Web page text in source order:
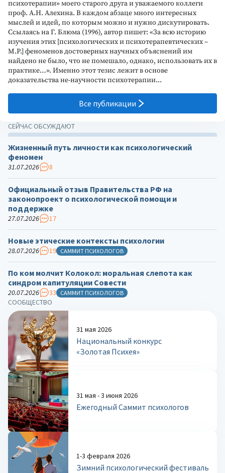
психотерапии» моего старого друга и уважаемого коллеги
проф. А.Н. Алехина. В каждом абзаце много интересных
мыслей и идей, по которым можно и нужно дискутировать.
Ссылаясь на Г. Блюма (1996), автор пишет: «За всю историю
изучения этих [психологических и психотерапевтических –
М.Р.] феноменов достоверных научных объяснений им
найдено не было, что не помешало, однако, использовать их в
практике…». Именно этот тезис лежит в основе
доказательства не-научности психотерапии...
Все публикации
СООБЩЕСТВО
31 мая 2026
Национальный конкурс
«Золотая Психея»
31 мая - 3 июня 2026
Ежегодный Саммит психологов
1-3 февраля 2026
Зимний психологический фестиваль
СЕЙЧАС ОБСУЖДАЮТ
Жизненный путь личности как психологический
феномен
31.07.2026 8
Официальный отзыв Правительства РФ на
законопроект о психологической помощи и
поддержке
27.07.2026 17
Новые этические контексты психологии
28.07.2026 19 САММИТ ПСИХОЛОГОВ
По ком молчит Колокол: моральная слепота как
синдром капитуляции Совести
20.07.2026 33 САММИТ ПСИХОЛОГОВ